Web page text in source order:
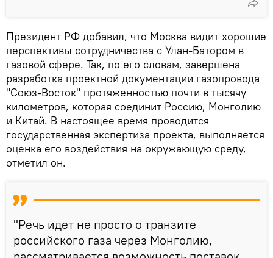
Президент РФ добавил, что Москва видит хорошие
перспективы сотрудничества с Улан-Батором в
газовой сфере. Так, по его словам, завершена
разработка проектной документации газопровода
"Союз-Восток" протяженностью почти в тысячу
километров, которая соединит Россию, Монголию
и Китай. В настоящее время проводится
государственная экспертиза проекта, выполняется
оценка его воздействия на окружающую среду,
отметил он.
"Речь идет не просто о транзите
российского газа через Монголию,